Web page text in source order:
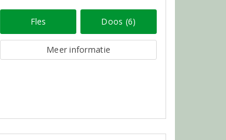
Fles Doos (6)
Meer informatie